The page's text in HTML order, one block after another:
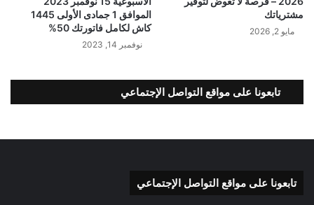
مشترياتك
مايو 2, 2026
الموافق 1 جمادى الأولى 1445
كاش لكامل فاتورتك 50%
نوفمبر 14, 2023
تابعونا على مواقع التواصل الإجتماعي
تابعونا على مواقع التواصل الإجتماعي